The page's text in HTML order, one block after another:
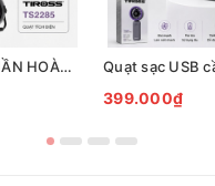
QUẠT TÍCH ĐIỆN TUẦN HOÀN ĐỂ BÀN TIROSS TS2285
399.000₫